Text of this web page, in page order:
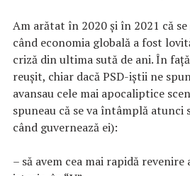
Am arătat în 2020 și în 2021 că
când economia globală a fost
criză din ultima sută de ani. În
reușit, chiar dacă PSD-iștii ne
avansau cele mai apocaliptice
spuneau că se va întâmplă atunci
când guvernează ei):
– să avem cea mai rapidă